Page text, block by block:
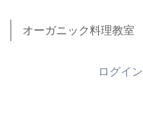
オーガニック料理教室
ログイン